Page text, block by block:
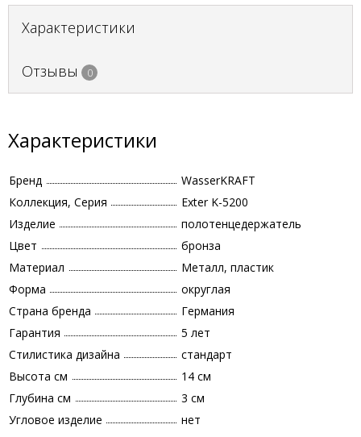
Характеристики
Отзывы 0
Характеристики
Бренд
WasserKRAFT
Коллекция, Серия
Exter K-5200
Изделие
полотенцедержатель
Цвет
бронза
Материал
Металл, пластик
Форма
округлая
Страна бренда
Германия
Гарантия
5 лет
Стилистика дизайна
стандарт
Высота см
14 см
Глубина см
3 см
Угловое изделие
нет